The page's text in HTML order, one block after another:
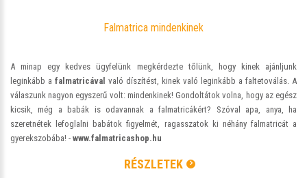
Falmatrica mindenkinek
A minap egy kedves ügyfelünk megkérdezte tőlünk, hogy kinek ajánljunk
leginkább a falmatricával való díszítést, kinek való leginkább a faltetoválás. A
válaszunk nagyon egyszerű volt: mindenkinek! Gondoltátok volna, hogy az egész
kicsik, még a babák is odavannak a falmatricákért? Szóval apa, anya, ha
szeretnétek lefoglalni babátok figyelmét, ragasszatok ki néhány falmatricát a
gyerekszobába! - www.falmatricashop.hu
RÉSZLETEK